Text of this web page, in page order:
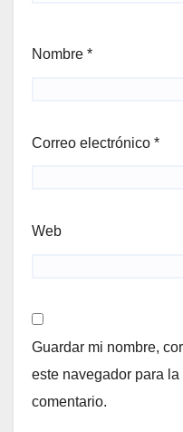
Nombre *
Correo electrónico *
Web
Guardar mi nombre,
este navegador para
comentario.